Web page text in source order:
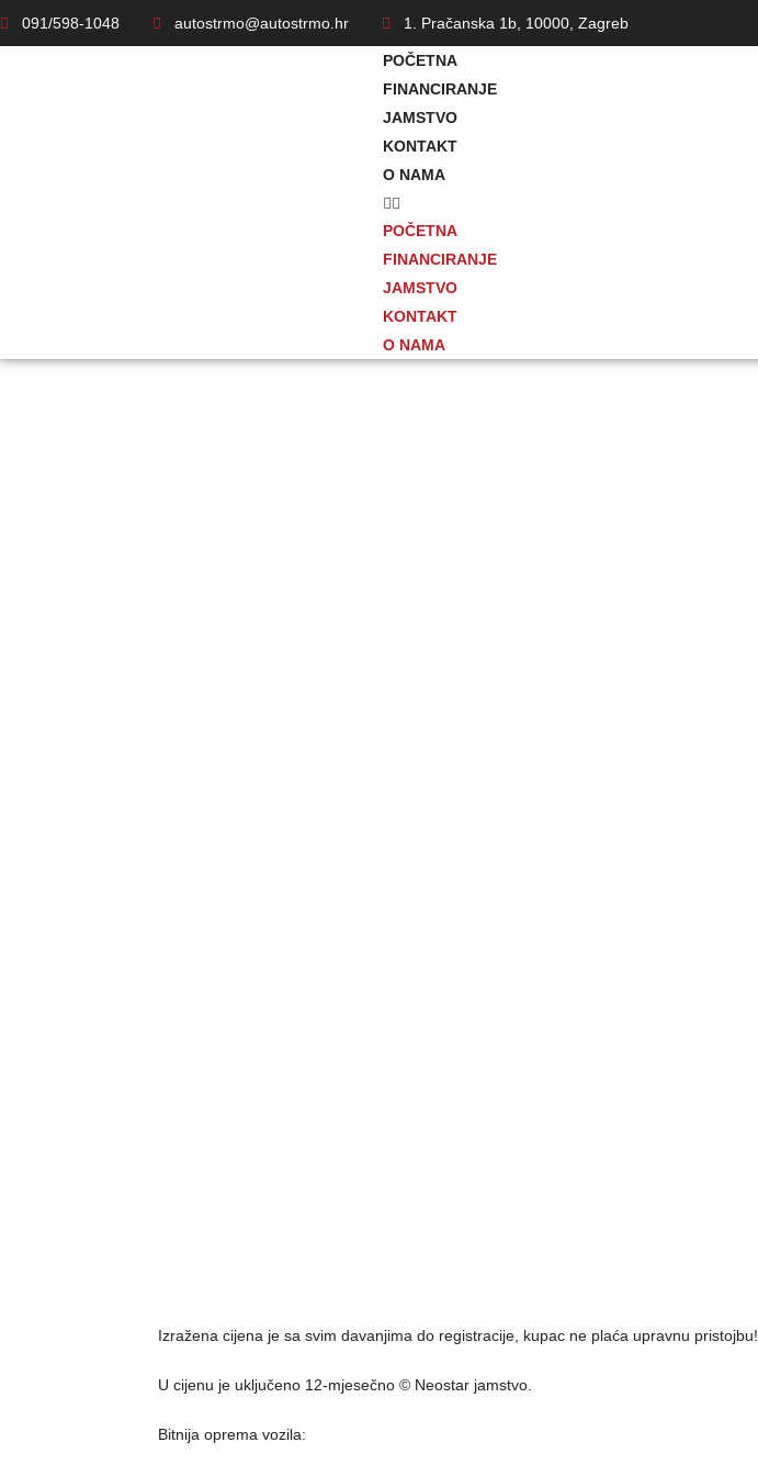
091/598-1048 autostrmo@autostrmo.hr 1. Pračanska 1b, 10000, Zagreb
POČETNA
FINANCIRANJE
JAMSTVO
KONTAKT
O NAMA
POČETNA
FINANCIRANJE
JAMSTVO
KONTAKT
O NAMA
Izražena cijena je sa svim davanjima do registracije, kupac ne plaća upravnu pristojbu!
U cijenu je uključeno 12-mjesečno © Neostar jamstvo.
Bitnija oprema vozila: